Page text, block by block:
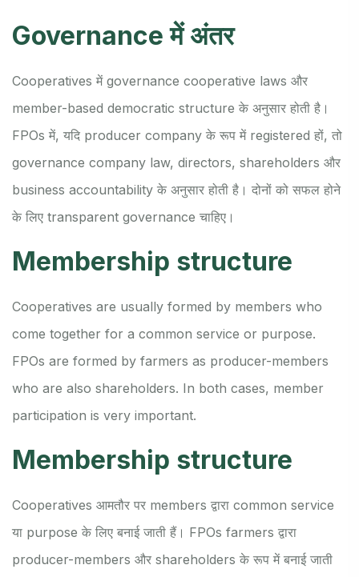
Governance में अंतर
Cooperatives में governance cooperative laws और
member-based democratic structure के अनुसार होती है।
FPOs में, यदि producer company के रूप में registered हों, तो
governance company law, directors, shareholders और
business accountability के अनुसार होती है। दोनों को सफल होने
के लिए transparent governance चाहिए।
Membership structure
Cooperatives are usually formed by members who
come together for a common service or purpose.
FPOs are formed by farmers as producer-members
who are also shareholders. In both cases, member
participation is very important.
Membership structure
Cooperatives आमतौर पर members द्वारा common service
या purpose के लिए बनाई जाती हैं। FPOs farmers द्वारा
producer-members और shareholders के रूप में बनाई जाती